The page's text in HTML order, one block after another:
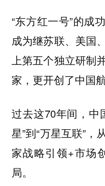
“东方红一号”的成
成为继苏联、美国
上第五个独立研制
家，更开创了中国
过去这70年间，中
星”到“万星互联”，
家战略引领+市场
局。